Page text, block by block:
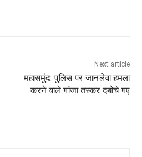
Next article
महासमुंद: पुलिस पर जानलेवा हमला
करने वाले गांजा तस्कर दबोचे गए